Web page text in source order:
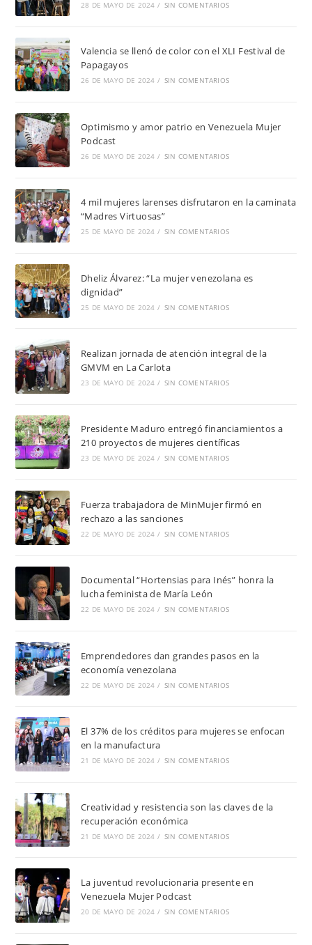
28 DE MAYO DE 2024 / SIN COMENTARIOS
Valencia se llenó de color con el XLI Festival de
Papagayos
26 DE MAYO DE 2024 / SIN COMENTARIOS
Optimismo y amor patrio en Venezuela Mujer
Podcast
26 DE MAYO DE 2024 / SIN COMENTARIOS
4 mil mujeres larenses disfrutaron en la caminata
“Madres Virtuosas”
25 DE MAYO DE 2024 / SIN COMENTARIOS
Dheliz Álvarez: “La mujer venezolana es
dignidad”
25 DE MAYO DE 2024 / SIN COMENTARIOS
Realizan jornada de atención integral de la
GMVM en La Carlota
23 DE MAYO DE 2024 / SIN COMENTARIOS
Presidente Maduro entregó financiamientos a
210 proyectos de mujeres científicas
23 DE MAYO DE 2024 / SIN COMENTARIOS
Fuerza trabajadora de MinMujer firmó en
rechazo a las sanciones
22 DE MAYO DE 2024 / SIN COMENTARIOS
Documental “Hortensias para Inés” honra la
lucha feminista de María León
22 DE MAYO DE 2024 / SIN COMENTARIOS
Emprendedores dan grandes pasos en la
economía venezolana
22 DE MAYO DE 2024 / SIN COMENTARIOS
El 37% de los créditos para mujeres se enfocan
en la manufactura
21 DE MAYO DE 2024 / SIN COMENTARIOS
Creatividad y resistencia son las claves de la
recuperación económica
21 DE MAYO DE 2024 / SIN COMENTARIOS
La juventud revolucionaria presente en
Venezuela Mujer Podcast
20 DE MAYO DE 2024 / SIN COMENTARIOS